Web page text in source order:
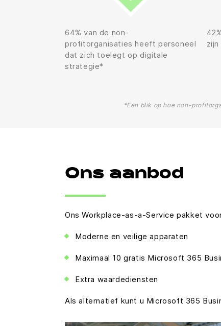
64% van de non-
profitorganisaties heeft personeel
dat zich toelegt op digitale
strategie*
*Een blik op hoe non-
Ons aanbod
Ons Workplace-as-a-Service pakket
Moderne en veilige apparaten
Maximaal 10 gratis Microsoft 365
Extra waardediensten
Als alternatief kunt u Microsoft 365